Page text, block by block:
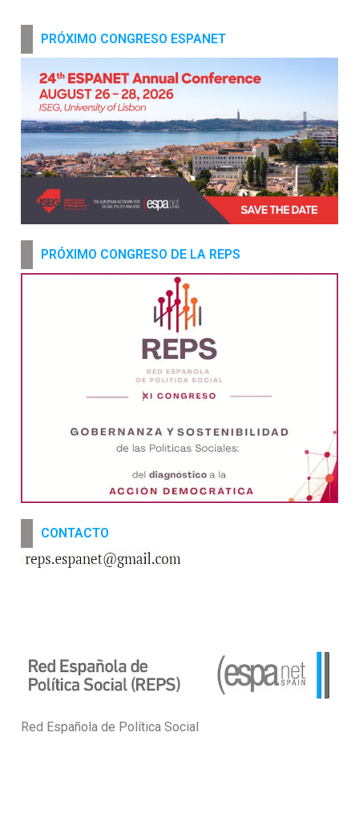
PRÓXIMO CONGRESO ESPANET
PRÓXIMO CONGRESO DE LA REPS
CONTACTO
Red Española de Política Social